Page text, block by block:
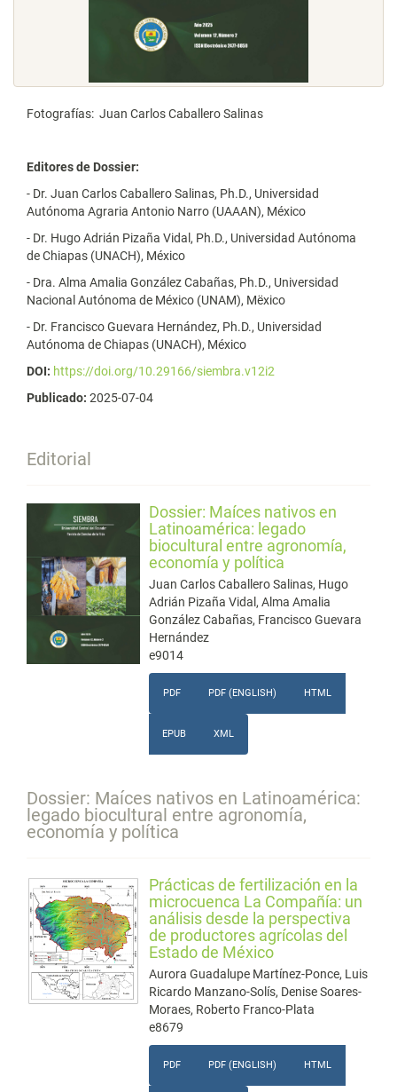
Fotografías: Juan Carlos Caballero Salinas
Editores de Dossier:
- Dr. Juan Carlos Caballero Salinas, Ph.D., Universidad
Autónoma Agraria Antonio Narro (UAAAN), México
- Dr. Hugo Adrián Pizaña Vidal, Ph.D., Universidad Autónoma
de Chiapas (UNACH), México
- Dra. Alma Amalia González Cabañas, Ph.D., Universidad
Nacional Autónoma de México (UNAM), Mëxico
- Dr. Francisco Guevara Hernández, Ph.D., Universidad
Autónoma de Chiapas (UNACH), México
DOI: https://doi.org/10.29166/siembra.v12i2
Publicado: 2025-07-04
Editorial
Dossier: Maíces nativos en
Latinoamérica: legado
biocultural entre agronomía,
economía y política
Juan Carlos Caballero Salinas, Hugo
Adrián Pizaña Vidal, Alma Amalia
González Cabañas, Francisco Guevara
Hernández
e9014
PDF PDF (ENGLISH) HTML
EPUB XML
Dossier: Maíces nativos en Latinoamérica:
legado biocultural entre agronomía,
economía y política
Prácticas de fertilización en la
microcuenca La Compañía: un
análisis desde la perspectiva
de productores agrícolas del
Estado de México
Aurora Guadalupe Martínez-Ponce, Luis
Ricardo Manzano-Solís, Denise Soares-
Moraes, Roberto Franco-Plata
e8679
PDF PDF (ENGLISH) HTML